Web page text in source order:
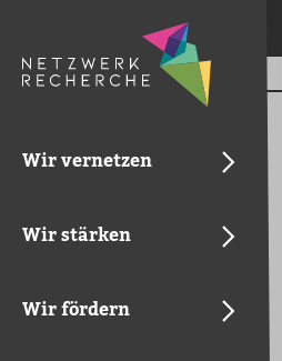
Wir vernetzen
Wir stärken
Wir fördern